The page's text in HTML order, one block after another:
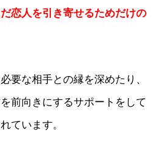
恋人を引き寄せるためだけの
要な相手との縁を深めたり、
前向きにするサポートをして
ています。